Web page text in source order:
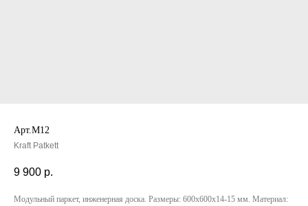
Арт.M12
Kraft Patkett
9 900 р.
Модульный паркет, инженерная доска. Размеры: 600х600х14-15 мм. Материал: